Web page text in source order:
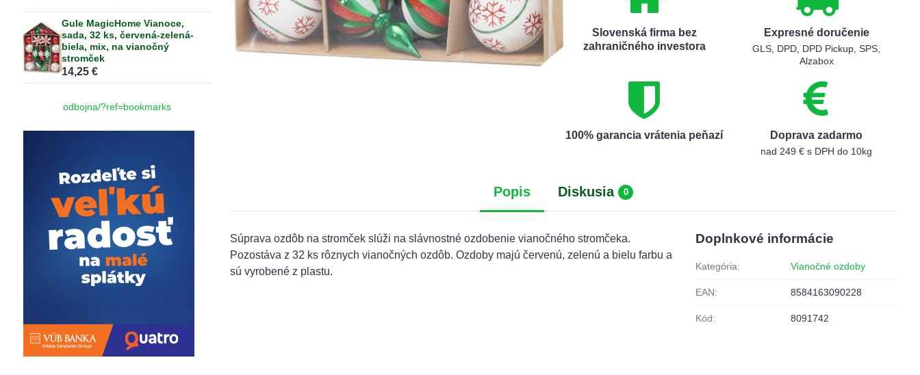
Slovenská firma bez
zahraničného investora
Expresné doručenie
GLS, DPD, DPD Pickup, SPS,
Alzabox
100% garancia vrátenia peňazí Doprava zadarmo
nad 249 € s DPH do 10kg
Popis Diskusia 0
Súprava ozdôb na stromček slúži na slávnostné ozdobenie vianočného stromčeka.
Pozostáva z 32 ks rôznych vianočných ozdôb. Ozdoby majú červenú, zelenú a bielu farbu a
sú vyrobené z plastu.
Doplnkové informácie
Kategória: Vianočné ozdoby
EAN: 8584163090228
Kód: 8091742
Gule MagicHome Vianoce,
sada, 32 ks, červená-zelená-
biela, mix, na vianočný
stromček
14,25 €
odbojna/?ref=bookmarks